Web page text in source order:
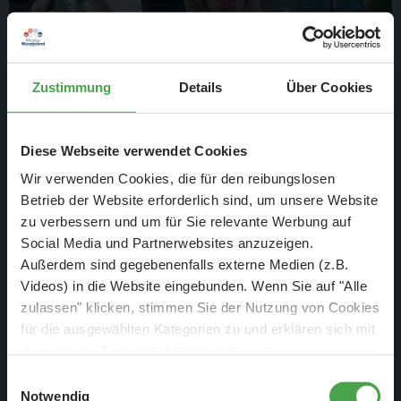
Zustimmung Details Über Cookies
Diese Webseite verwendet Cookies
Wir verwenden Cookies, die für den reibungslosen
Betrieb der Website erforderlich sind, um unsere Website
zu verbessern und um für Sie relevante Werbung auf
Social Media und Partnerwebsites anzuzeigen.
Außerdem sind gegebenenfalls externe Medien (z.B.
Videos) in die Website eingebunden. Wenn Sie auf "Alle
zulassen" klicken, stimmen Sie der Nutzung von Cookies
für die ausgewählten Kategorien zu und erklären sich mit
diese Einstellungen jederzeit über die Schaltfläche
Notwendig
Top 10 Knopfdruck-Aktionen
Wunderland Special
Weiterlesen